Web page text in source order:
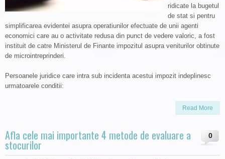
ridicate la bugetul
de stat si pentru
simplificarea evidentei asupra operatiunilor efectuate de unii agenti
economici care au o activitate redusa din punct de vedere valoric, a fost
instituit de catre Ministerul de Finante impozitul asupra veniturilor obtinute
de microintreprinderi.
Persoanele juridice care intra sub incidenta acestui impozit indeplinesc
urmatoarele conditii:
Read More
0
Afla cele mai importante 4 metode de evaluare a
stocurilor